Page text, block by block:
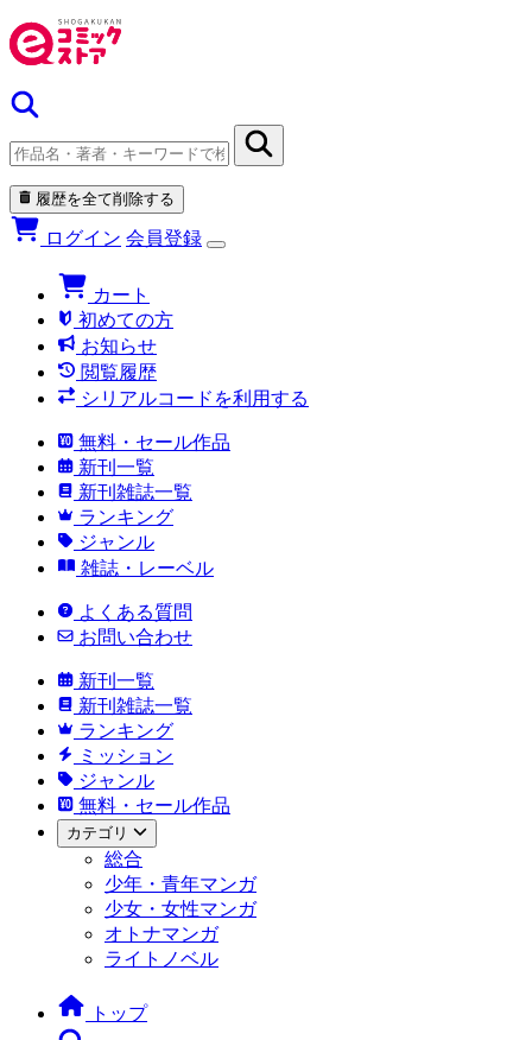
履歴を全て削除する
ログイン 会員登録
カート
初めての方
お知らせ
閲覧履歴
シリアルコードを利用する
無料・セール作品
新刊一覧
新刊雑誌一覧
ランキング
ジャンル
雑誌・レーベル
よくある質問
お問い合わせ
新刊一覧
新刊雑誌一覧
ランキング
ミッション
ジャンル
無料・セール作品
カテゴリ
総合
少年・青年マンガ
少女・女性マンガ
オトナマンガ
ライトノベル
トップ